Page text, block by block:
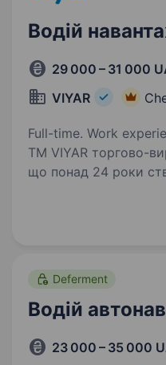
Водій
29 000 – 31 000
VIYAR
Full-time. Work
ТМ VIYAR торгово-
що понад 24 роки
Deferment
Водій
23 000 – 35 000